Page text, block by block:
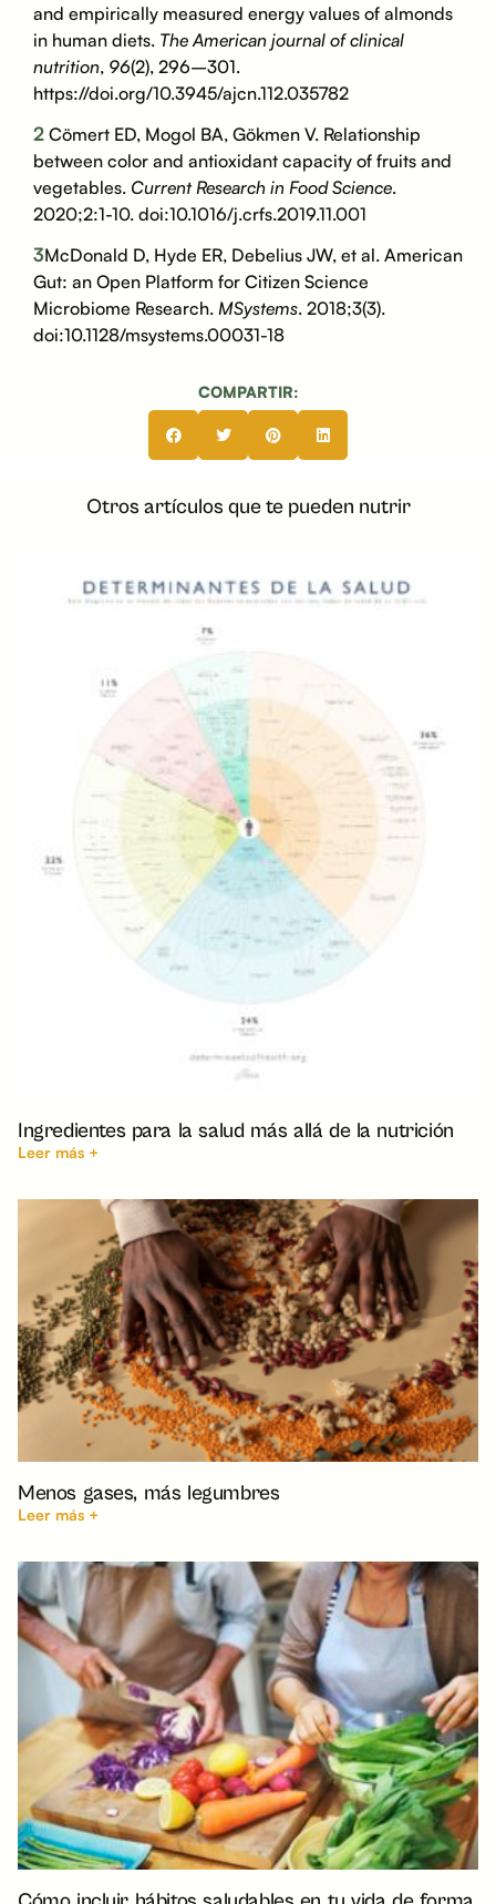
and empirically measured energy values of almonds
in human diets. The American journal of clinical
nutrition, 96(2), 296–301.
https://doi.org/10.3945/ajcn.112.035782
2 Cömert ED, Mogol BA, Gökmen V. Relationship
between color and antioxidant capacity of fruits and
vegetables. Current Research in Food Science.
2020;2:1-10. doi:10.1016/j.crfs.2019.11.001
3McDonald D, Hyde ER, Debelius JW, et al. American
Gut: an Open Platform for Citizen Science
Microbiome Research. MSystems. 2018;3(3).
doi:10.1128/msystems.00031-18
COMPARTIR:
Otros artículos que te pueden nutrir
Ingredientes para la salud más allá de la nutrición
Leer más +
Menos gases, más legumbres
Leer más +